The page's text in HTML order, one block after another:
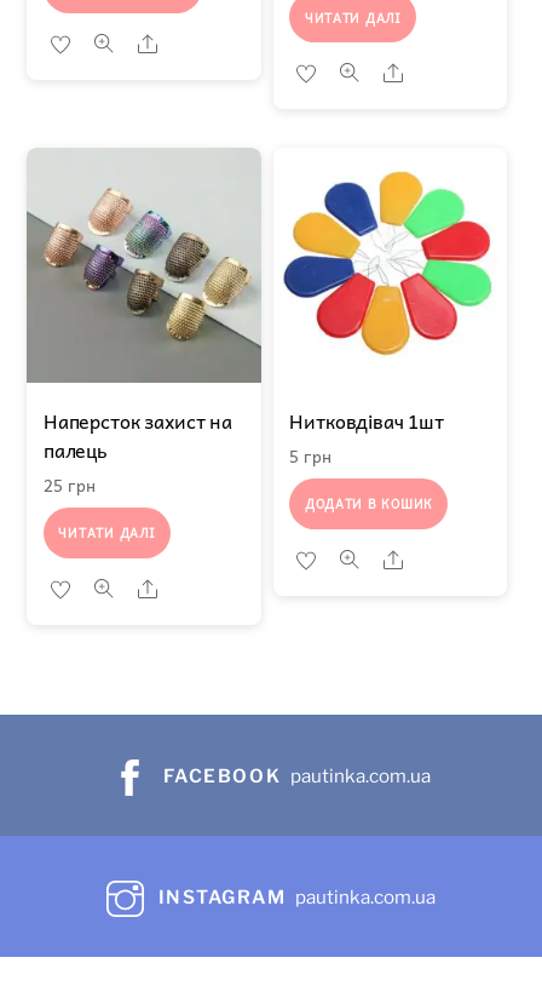
Share
ЧИТАТИ ДАЛІ
Share
Наперсток захист на
палець
25 грн
ЧИТАТИ ДАЛІ
Share
Нитковдівач 1шт
5 грн
ДОДАТИ В КОШИК
Share
FACEBOOK pautinka.com.ua
INSTAGRAM pautinka.com.ua